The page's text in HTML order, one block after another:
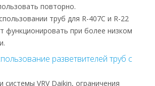
повторно.
труб для R-407C и R-22
функционировать при более низком
разветвителей труб с
системы VRV Daikin, ограничения